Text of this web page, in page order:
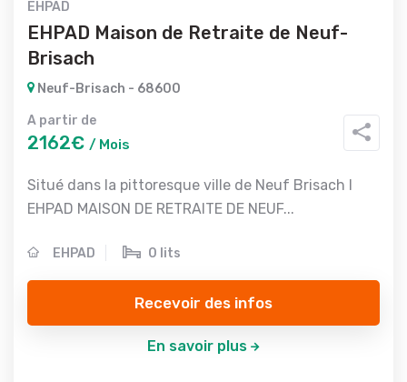
EHPAD
EHPAD Maison de Retraite de Neuf-
Brisach
Neuf-Brisach - 68600
A partir de
2162€ / Mois
Situé dans la pittoresque ville de Neuf Brisach l
EHPAD MAISON DE RETRAITE DE NEUF...
EHPAD 0 lits
Recevoir des infos
En savoir plus